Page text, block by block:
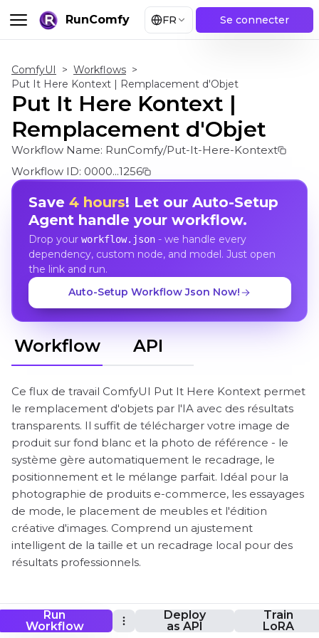
RunComfy FR Se connecter
Run
Workflow
Deploy
as API
Train
LoRA
ComfyUI > Workflows >
Put It Here Kontext | Remplacement d'Objet
Put It Here Kontext |
Remplacement d'Objet
Workflow Name: RunComfy/Put-It-Here-Kontext
Workflow ID: 0000...1256
Save 4 hours! Let our Auto-Setup
Agent handle your workflow.
Drop your workflow.json- we handle every
dependency, custom node, and model. Just open
the link and run.
Auto-Setup Workflow Json Now!
Workflow API
Ce flux de travail ComfyUI Put It Here Kontext permet
le remplacement d'objets par l'IA avec des résultats
transparents. Il suffit de télécharger votre image de
produit sur fond blanc et la photo de référence - le
système gère automatiquement le recadrage, le
positionnement et le mélange parfait. Idéal pour la
photographie de produits e-commerce, les essayages
de mode, le placement de meubles et l'édition
créative d'images. Comprend un ajustement
intelligent de la taille et un recadrage local pour des
résultats professionnels.
Flux de travail ComfyUI Put It Here Kontext